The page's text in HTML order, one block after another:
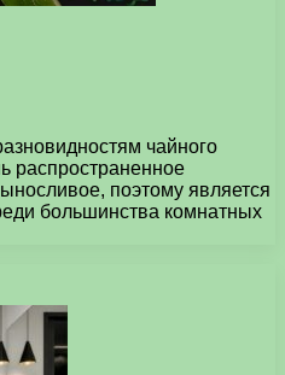
чайного
распространенное
поэтому является
большинства комнатных